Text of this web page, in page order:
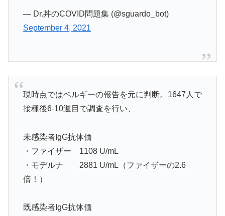
— Dr.丼のCOVID問題集 (@sguardo_bot)
September 4, 2021
現時点ではベルギーの報告を元に判断。1647人で
接種後6-10週目で調査を行い、
未感染者IgG抗体価
・ファイザー 1108 U/mL
・モデルナ 2881 U/mL（ファイザーの2.6
倍！）
既感染者IgG抗体価